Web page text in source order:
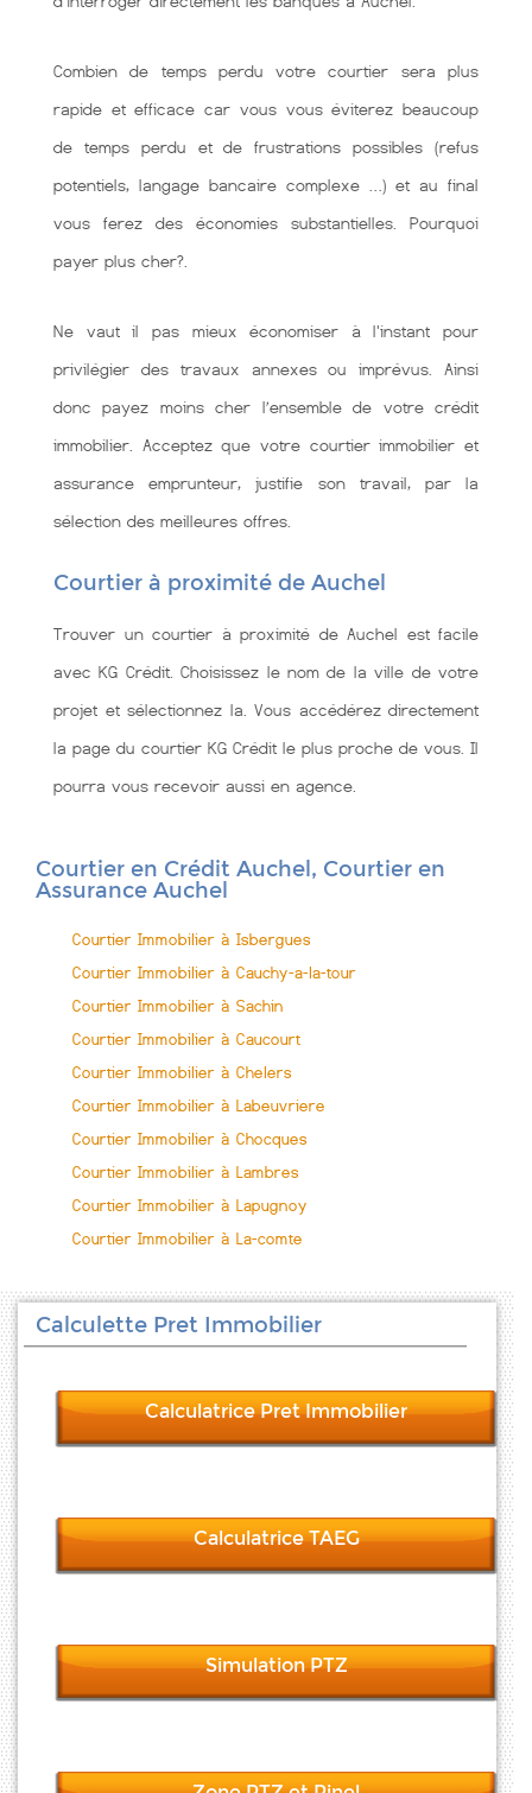
Combien de temps perdu votre courtier sera plus
rapide et efficace car vous vous éviterez beaucoup
de temps perdu et de frustrations possibles (refus
potentiels, langage bancaire complexe …) et au final
vous ferez des économies substantielles. Pourquoi
payer plus cher?.
Ne vaut il pas mieux économiser à l'instant pour
privilégier des travaux annexes ou imprévus. Ainsi
donc payez moins cher l’ensemble de votre crédit
immobilier. Acceptez que votre courtier immobilier et
assurance emprunteur, justifie son travail, par la
sélection des meilleures offres.
Courtier à proximité de Auchel
Trouver un courtier à proximité de Auchel est facile
avec KG Crédit. Choisissez le nom de la ville de votre
projet et sélectionnez la. Vous accédérez directement
la page du courtier KG Crédit le plus proche de vous. Il
pourra vous recevoir aussi en agence.
Courtier en Crédit Auchel, Courtier en
Assurance Auchel
Courtier Immobilier à Isbergues
Courtier Immobilier à Cauchy-a-la-tour
Courtier Immobilier à Sachin
Courtier Immobilier à Caucourt
Courtier Immobilier à Chelers
Courtier Immobilier à Labeuvriere
Courtier Immobilier à Chocques
Courtier Immobilier à Lambres
Courtier Immobilier à Lapugnoy
Courtier Immobilier à La-comte
Calculette Pret Immobilier
Calculatrice Pret Immobilier
Calculatrice TAEG
Simulation PTZ